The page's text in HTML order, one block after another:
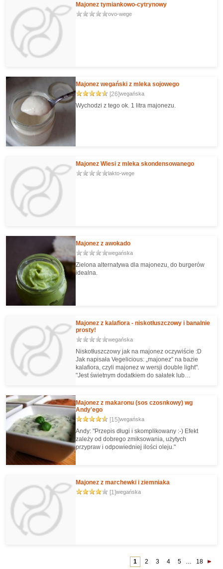
Majonez tymiankowo-cytrynowy
ovo-wege
Majonez wegański z mleka sojowego
[26]wegańska
Wychodzi z tego ok. 1 litra majonezu.
Majonez Wiesi z mleka skondensowanego
lakto-wege
Majonez z awokado
wegańska
Zielona alternatywa dla majonezu, do burgerów
idealna.
Majonez z kalafiora - niskotłuszczowy i banalnie
prosty!
wegańska
Niskotłuszczowy jak na majonez oczywiście :D
Jak napisała Vegelicious: „majonez” na bazie
kalafiora, czyli majonez w wersji double light".
"Jest świetnym dodatkiem do sałatek lub
Majonez z makaronu (sos czosnkowy) wg
Andy'ego
[15]wegańska
Andy: "Przepis długi i skomplikowany :-) Efekt
zależy od dobrego zmiksowania, użytych
przypraw i odpowiedniej ilości oleju."
Majonez z marchewki i ziemniaka
[1]wegańska
1 2 3 4 5 … 18